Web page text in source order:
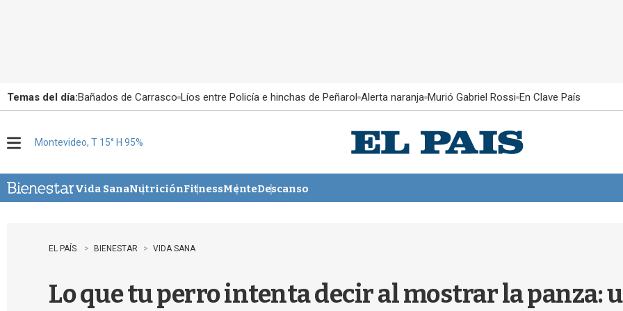
Temas del día:Bañados de Carrasco Líos entre Policía e hinchas de Peñarol Alerta naranja Murió Gabriel Rossi En Clave País
u
Montevideo, T 15° H 95%
Vida SanaNutriciónFitnessMenteDescanso
EL PAÍS BIENESTAR VIDA SANA
Lo que tu perro intenta decir al mostrar la panza: